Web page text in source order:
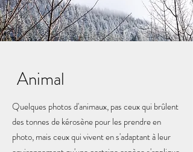
Animal
Quelques photos d'animaux, pas ceux qui brûlent
des tonnes de kérosène pour les prendre en
photo, mais ceux qui vivent en s'adaptant à leur